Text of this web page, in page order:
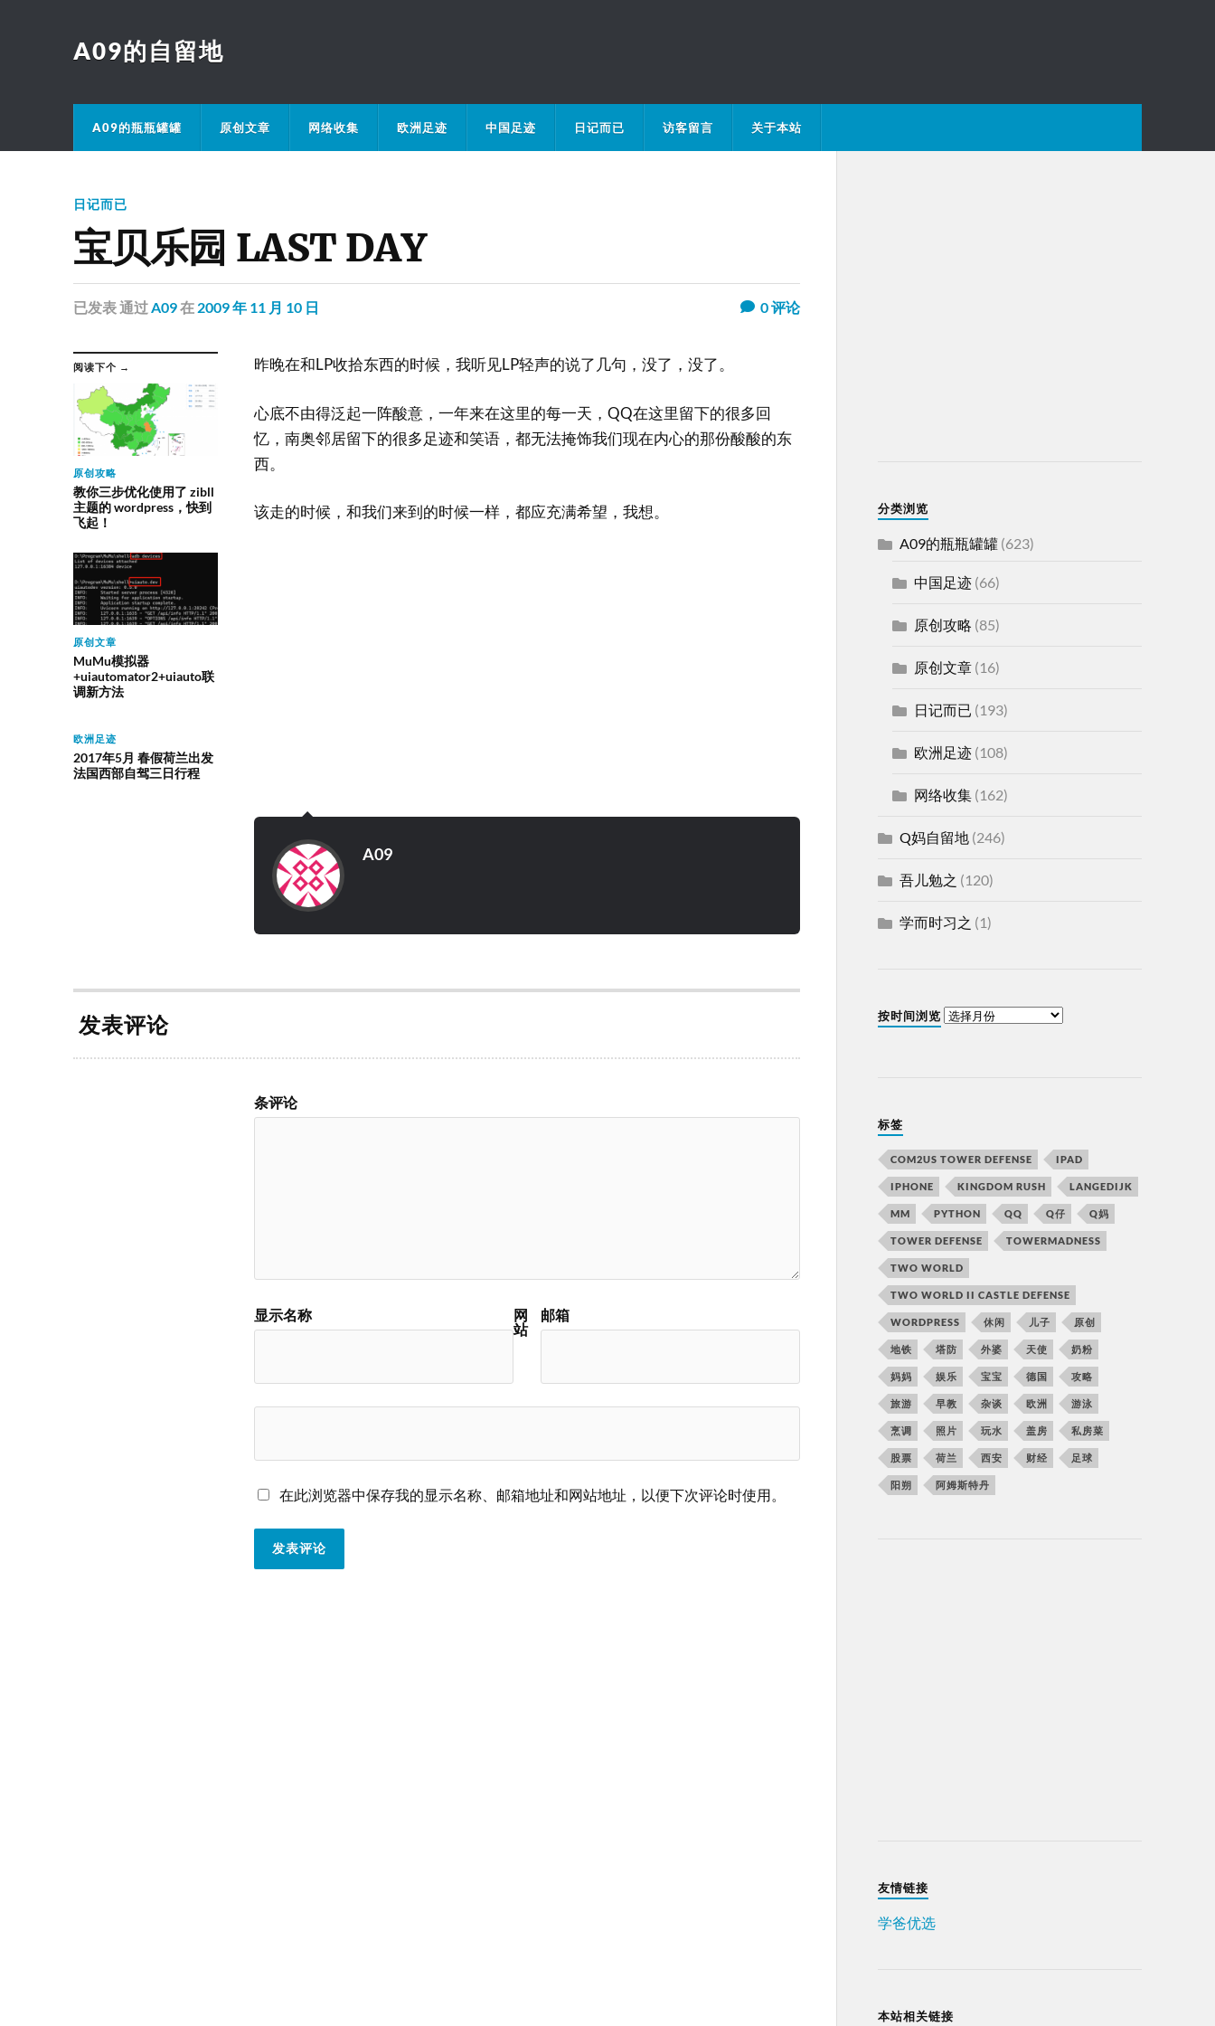
A09的自留地
A09的瓶瓶罐罐 原创文章 网络收集 欧洲足迹 中国足迹 日记而已 访客留言 关于本站
日记而已
宝贝乐园 LAST DAY
已发表通过A09在 2009 年 11 月 10 日 0评论
阅读下个 →
原创攻略
教你三步优化使用了 zibll
主题的 wordpress，快到
飞起！
原创文章
MuMu模拟器
+uiautomator2+uiauto联
调新方法
欧洲足迹
2017年5月 春假荷兰出发
法国西部自驾三日行程
昨晚在和LP收拾东西的时候，我听见LP轻声的说了几句，没了，没了。
心底不由得泛起一阵酸意，一年来在这里的每一天，QQ在这里留下的很多回
忆，南奥邻居留下的很多足迹和笑语，都无法掩饰我们现在内心的那份酸酸的东
西。
该走的时候，和我们来到的时候一样，都应充满希望，我想。
A09
发表评论
条评论
显示名称 邮箱
网
站
在此浏览器中保存我的显示名称、邮箱地址和网站地址，以便下次评论时使用。
分类浏览
A09的瓶瓶罐罐(623)
中国足迹(66)
原创攻略 (85)
原创文章(16)
日记而已 (193)
欧洲足迹(108)
网络收集(162)
Q妈自留地(246)
吾儿勉之 (120)
学而时习之 (1)
按时间浏览
标签
COM2US TOWER DEFENSE IPAD
IPHONE KINGDOM RUSH LANGEDIJK
MM PYTHON QQ Q仔 Q妈
TOWER DEFENSE TOWERMADNESS
TWO WORLD
TWO WORLD II CASTLE DEFENSE
WORDPRESS 休闲 儿子 原创
地铁 塔防 外婆 天使 奶粉
妈妈 娱乐 宝宝 德国 攻略
旅游 早教 杂谈 欧洲 游泳
烹调 照片 玩水 盖房 私房菜
股票 荷兰 西安 财经 足球
阳朔 阿姆斯特丹
友情链接
学爸优选
本站相关链接